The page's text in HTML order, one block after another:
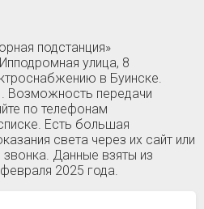
подстанция»
улица, 8
в Буинске.
Возможность передачи
по телефонам
Есть большая
света через их сайт или
Данные взяты из
2025 года.